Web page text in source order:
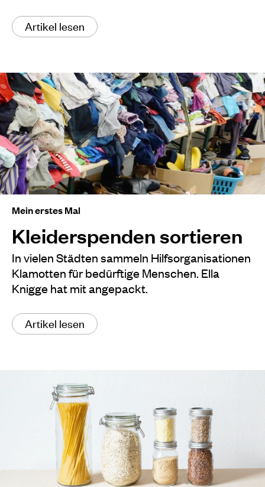
Artikel lesen
Mein erstes Mal
Kleiderspenden sortieren
In vielen Städten sammeln Hilfsorganisationen
Klamotten für bedürftige Menschen. Ella
Knigge hat mit angepackt.
Artikel lesen